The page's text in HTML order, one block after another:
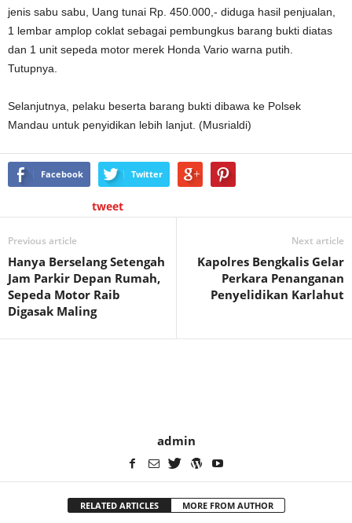
jenis sabu sabu, Uang tunai Rp. 450.000,- diduga hasil penjualan,
1 lembar amplop coklat sebagai pembungkus barang bukti diatas
dan 1 unit sepeda motor merek Honda Vario warna putih.
Tutupnya.
Selanjutnya, pelaku beserta barang bukti dibawa ke Polsek
Mandau untuk penyidikan lebih lanjut. (Musrialdi)
Facebook Twitter
tweet
Previous article
Hanya Berselang Setengah
Jam Parkir Depan Rumah,
Sepeda Motor Raib
Digasak Maling
Next article
Kapolres Bengkalis Gelar
Perkara Penanganan
Penyelidikan Karlahut
admin
RELATED ARTICLES MORE FROM AUTHOR